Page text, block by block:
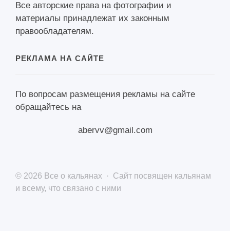
Все авторские права на фотографии и
материалы принадлежат их законным
правообладателям.
РЕКЛАМА НА САЙТЕ
По вопросам размещения рекламы на сайте
обращайтесь на
abervv@gmail.com
© 2026 Все о кальянах · Сайт посвящен кальянам
и всему, что связано с ними